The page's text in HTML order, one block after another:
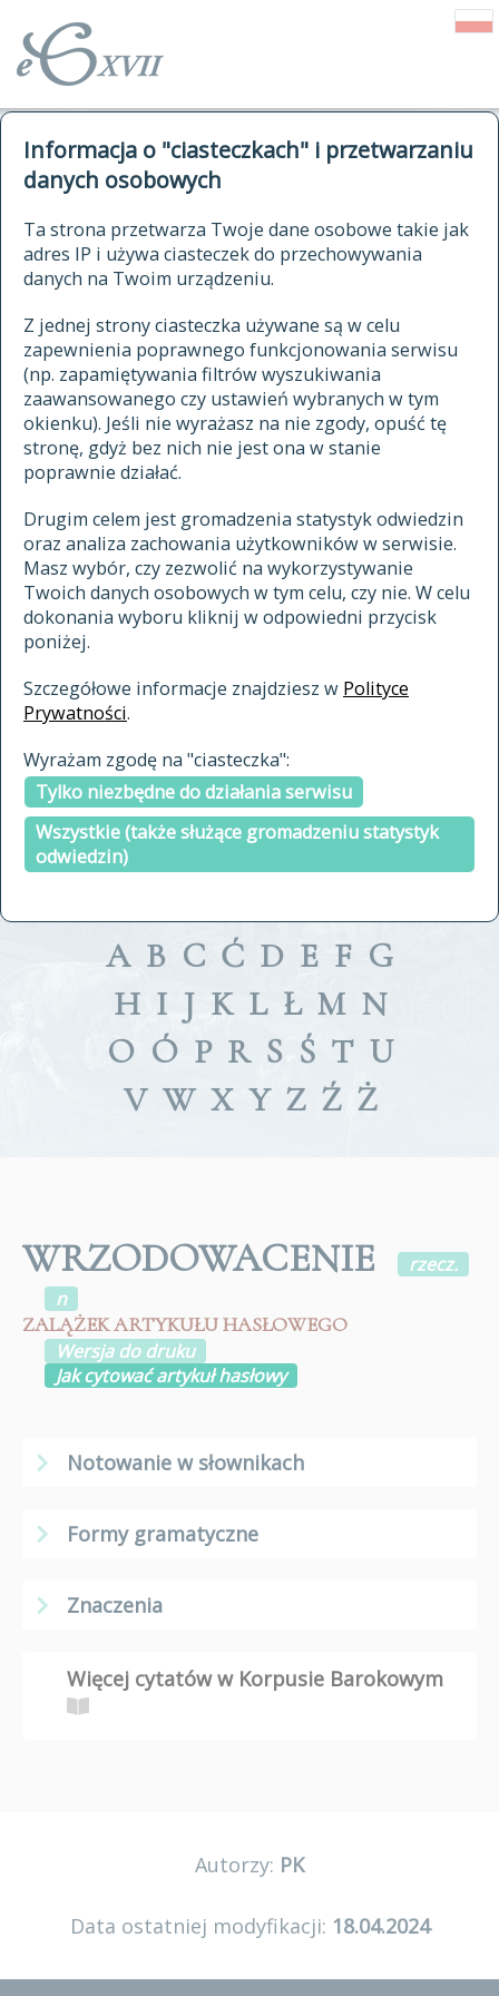
Informacja o "ciasteczkach" i przetwarzaniu
danych osobowych
Ta strona przetwarza Twoje dane osobowe takie jak
adres IP i używa ciasteczek do przechowywania
danych na Twoim urządzeniu.
Z jednej strony ciasteczka używane są w celu
zapewnienia poprawnego funkcjonowania serwisu
(np. zapamiętywania filtrów wyszukiwania
zaawansowanego czy ustawień wybranych w tym
okienku). Jeśli nie wyrażasz na nie zgody, opuść tę
stronę, gdyż bez nich nie jest ona w stanie
poprawnie działać.
Drugim celem jest gromadzenia statystyk odwiedzin
oraz analiza zachowania użytkowników w serwisie.
Masz wybór, czy zezwolić na wykorzystywanie
Twoich danych osobowych w tym celu, czy nie. W celu
dokonania wyboru kliknij w odpowiedni przycisk
poniżej.
Szczegółowe informacje znajdziesz w Polityce
Prywatności.
Wyrażam zgodę na "ciasteczka":
Tylko niezbędne do działania serwisu
Wszystkie (także służące gromadzeniu statystyk
odwiedzin)
autorzy Słownika
historia
publikacje
źródła
autorzy tekstów źródłowych
zasady opracowania
statystyki
najnowsze hasła
ostatnio zmodyfikowane hasła
materiały archiwalne
cytowanie
kontakt
kwerendy
jak cytować Słownik
ELEKTRONICZNY SŁOWNIK
JĘZYKA POLSKIEGO
XVII I XVIII WIEKU
znajdź hasła
zaczynające się od
indeksie
a fronte
a tergo
A B C Ć D E F G
H I J K L Ł M N
O Ó P R S Ś T U
V W X Y Z Ź Ż
WRZODOWACENIE
rzecz.
n
ZALĄŻEK ARTYKUŁU HASŁOWEGO
Wersja do druku
Jak cytować artykuł hasłowy
Notowanie w słownikach
Formy gramatyczne
Znaczenia
Więcej cytatów w Korpusie Barokowym
Autorzy: PK
Data ostatniej modyfikacji: 18.04.2024